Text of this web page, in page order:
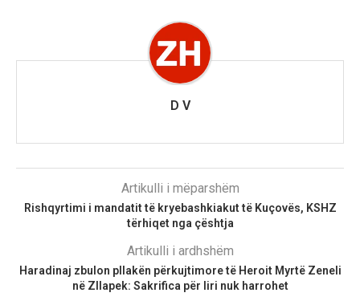
D V
Artikulli i mëparshëm
Rishqyrtimi i mandatit të kryebashkiakut të Kuçovës, KSHZ
tërhiqet nga çështja
Artikulli i ardhshëm
​Haradinaj zbulon pllakën përkujtimore të Heroit Myrtë Zeneli
në Zllapek: Sakrifica për liri nuk harrohet